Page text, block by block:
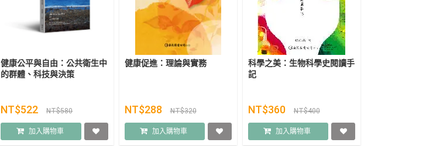
健康公平與自由：公共衛生中
的群體、科技與決策
NT$522 NT$580
加入購物車
健康促進：理論與實務
NT$288 NT$320
加入購物車
科學之美：生物科學史閱讀手
記
NT$360 NT$400
加入購物車